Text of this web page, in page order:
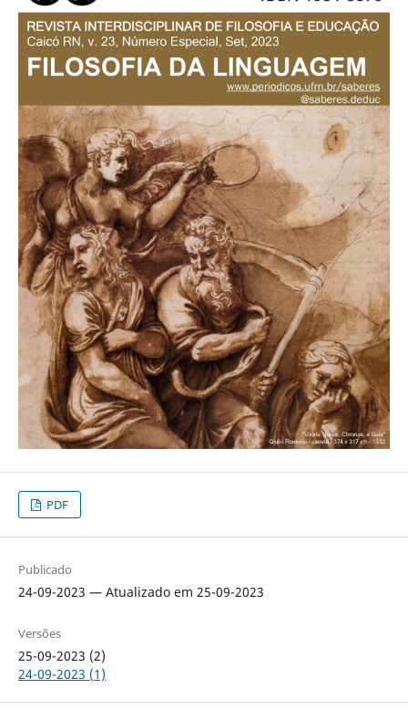
PDF
Publicado
24-09-2023 — Atualizado em 25-09-2023
Versões
25-09-2023 (2)
24-09-2023 (1)